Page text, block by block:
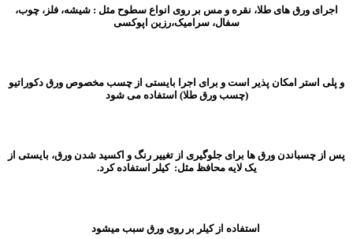
اجرای ورق های طلا، نقره و مس بر روی انواع سطوح مثل : شیشه، فلز، چوب،
سفال، سرامیک،رزین اپوکسی
و پلی استر امکان پذیر است و برای اجرا بایستی از چسب مخصوص ورق دکوراتیو
(چسب ورق طلا) استفاده می شود
پس از چسباندن ورق ها برای جلوگیری از تغییر رنگ و اکسید شدن ورق، بایستی از
یک لایه محافظ مثل: کیلر استفاده کرد.
استفاده از کیلر بر روی ورق سبب میشود